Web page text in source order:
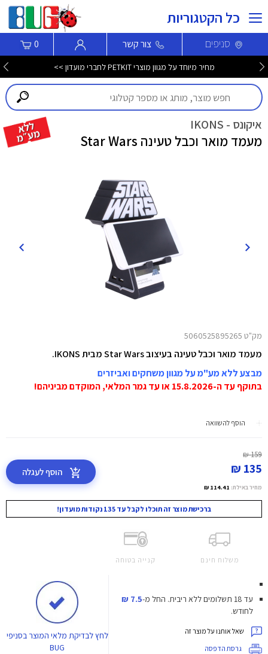
כל הקטגוריות
סניפים צור קשר 0
מחיר מיוחד על מגוון מוצרי PETKIT לחברי מועדון >>
איקונס - IKONS
מעמד מואר וכבל טעינה Star Wars
מק"ט 5060525895265
מעמד מואר וכבל טעינה בעיצוב Star Wars מבית IKONS.
מבצע ללא מע"מ על מגוון משחקים ואביזרים
בתוקף עד ה-15.8.2026 או עד גמר המלאי, המוקדם מביניהם!
הוסף להשוואה
159 ₪
135 ₪
מחיר באילת: 114.41 ₪
הוסף לעגלה
ברכישת מוצר זה תוכלו לקבל עד 135 נקודות מועדון!
משלוח חינם קנייה בטוחה
עד 18 תשלומים ללא ריבית. החל מ-7.5 ₪
לחודש.
שאל אותנו על מוצר זה
גרסת הדפסה
לחץלבדיקת מלאי המוצר בסניפי
BUG